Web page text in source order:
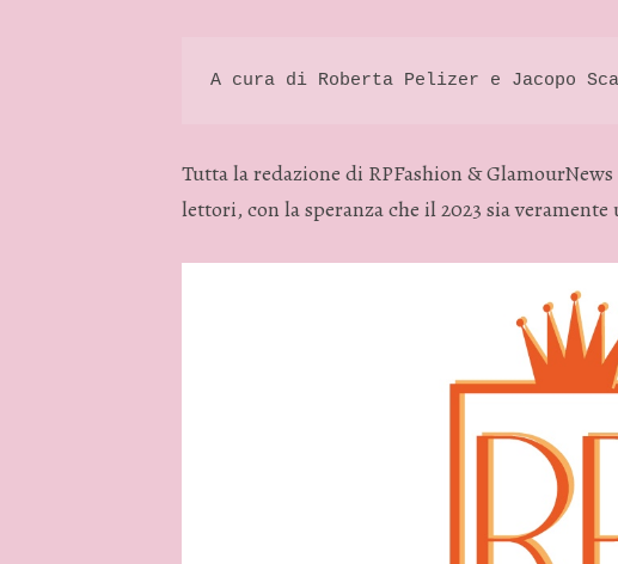
A cura di Roberta Pelizer e Jacopo
Tutta la redazione di RPFashion &
lettori, con la speranza che il 2023 sia